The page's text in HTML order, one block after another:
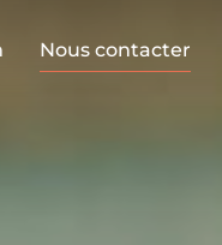
Nous contacter